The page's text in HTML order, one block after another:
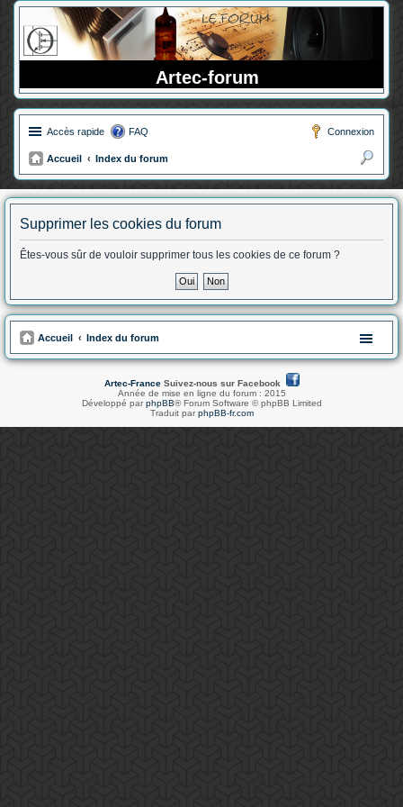
Artec-forum
Accès rapide FAQ Connexion
Accueil
Index du forum
ec
her
Supprimer les cookies du forum
Êtes-vous sûr de vouloir supprimer tous les cookies de ce forum ?
Accueil Index du forum
Artec-FranceSuivez-nous sur Facebook
Année de mise en ligne du forum : 2015
Développé par phpBB® Forum Software © phpBB Limited
Traduit par phpBB-fr.com